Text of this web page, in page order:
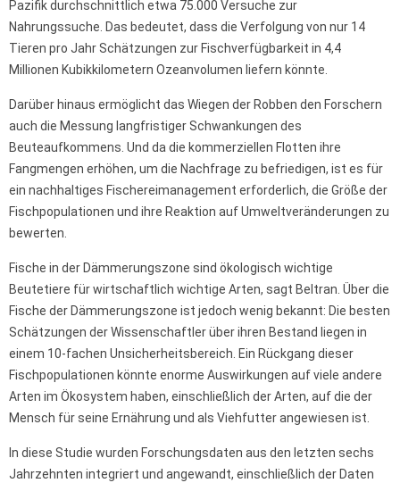
Pazifik durchschnittlich etwa 75.000 Versuche zur
Nahrungssuche. Das bedeutet, dass die Verfolgung von nur 14
Tieren pro Jahr Schätzungen zur Fischverfügbarkeit in 4,4
Millionen Kubikkilometern Ozeanvolumen liefern könnte.
Darüber hinaus ermöglicht das Wiegen der Robben den Forschern
auch die Messung langfristiger Schwankungen des
Beuteaufkommens. Und da die kommerziellen Flotten ihre
Fangmengen erhöhen, um die Nachfrage zu befriedigen, ist es für
ein nachhaltiges Fischereimanagement erforderlich, die Größe der
Fischpopulationen und ihre Reaktion auf Umweltveränderungen zu
bewerten.
Fische in der Dämmerungszone sind ökologisch wichtige
Beutetiere für wirtschaftlich wichtige Arten, sagt Beltran. Über die
Fische der Dämmerungszone ist jedoch wenig bekannt: Die besten
Schätzungen der Wissenschaftler über ihren Bestand liegen in
einem 10-fachen Unsicherheitsbereich. Ein Rückgang dieser
Fischpopulationen könnte enorme Auswirkungen auf viele andere
Arten im Ökosystem haben, einschließlich der Arten, auf die der
Mensch für seine Ernährung und als Viehfutter angewiesen ist.
In diese Studie wurden Forschungsdaten aus den letzten sechs
Jahrzehnten integriert und angewandt, einschließlich der Daten